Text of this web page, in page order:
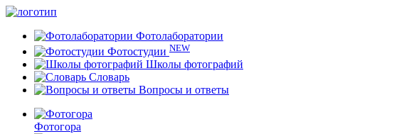
Фотолаборатории
Фотостудии NEW
Школы фотографий
Словарь
Вопросы и ответы
Фотогора